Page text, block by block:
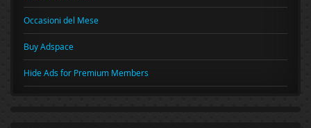
Occasioni del Mese
Buy Adspace
Hide Ads for Premium Members